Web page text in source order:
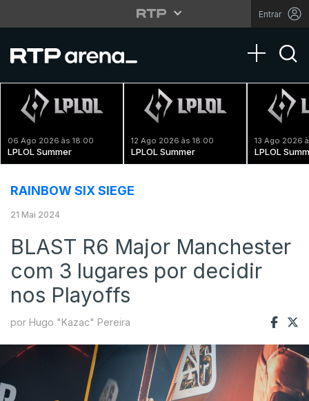
Entrar
Toggle
06 Ago 2026 às 18:00
LPLOL Summer
12 Ago 2026 às 18:00
LPLOL Summer
13 Ago 2026
LPLOL
RAINBOW SIX SIEGE
21 Mai 2024
BLAST R6 Major Manchester
com 3 lugares por decidir
nos Playoffs
por Hugo "Kazac" Pereira